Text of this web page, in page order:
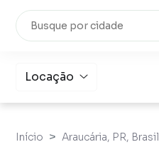
Locação
Início Araucária, PR, Brasil